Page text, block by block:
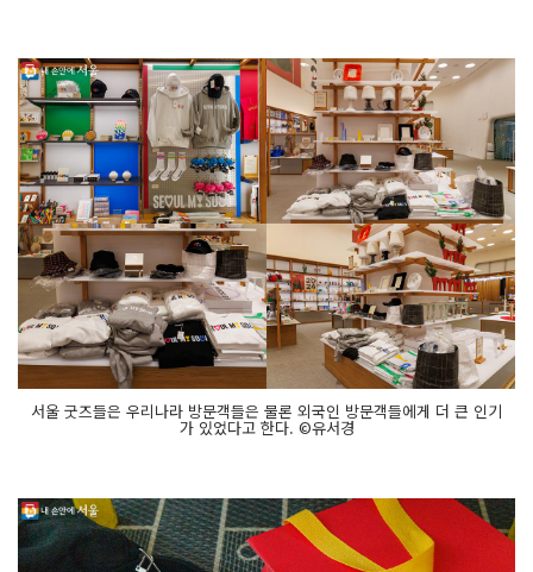
서울 굿즈들은 우리나라 방문객들은 물론 외국인 방문객들에게 더 큰 인기
가 있었다고 한다. ©유서경